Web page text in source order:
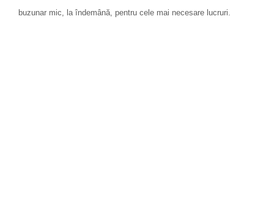
buzunar mic, la îndemână, pentru cele mai necesare lucruri.